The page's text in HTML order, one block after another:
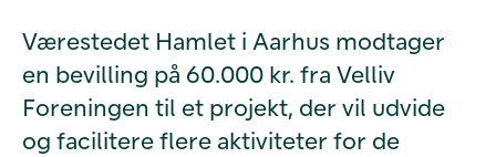
Værestedet Hamlet i Aarhus modtager
en bevilling på 60.000 kr. fra Velliv
Foreningen til et projekt, der vil udvide
og facilitere flere aktiviteter for de